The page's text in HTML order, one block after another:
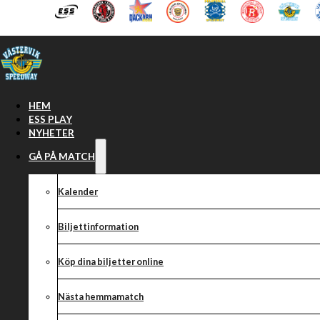
Hoppa till huvudinnehåll Hoppa till sidfot
HEM
ESS PLAY
NYHETER
GÅ PÅ MATCH
Kalender
Biljettinformation
Köp dina biljetter online
Nästa hemmamatch
FIM SGP 3